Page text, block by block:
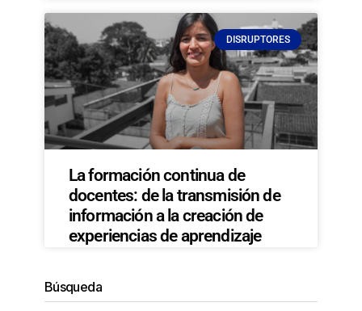
DISRUPTORES
La formación continua de
docentes: de la transmisión de
información a la creación de
experiencias de aprendizaje
Búsqueda